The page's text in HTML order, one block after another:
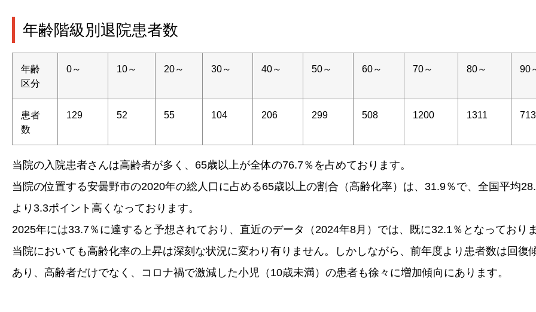
年齢階級別退院患者数
年齢
区分
0～ 10～ 20～ 30～ 40～ 50～ 60～ 70～ 80～ 90
患者
数
129 52 55 104 206 299 508 1200 1311 713
当院の入院患者さんは高齢者が多く、65歳以上が全体の76.7％を占めております。
当院の位置する安曇野市の2020年の総人口に占める65歳以上の割合（高齢化率）は、31.9％で、全国平均
より3.3ポイント高くなっております。
2025年には33.7％に達すると予想されており、直近のデータ（2024年8月）では、既に32.1％となっており
当院においても高齢化率の上昇は深刻な状況に変わり有りません。しかしながら、前年度より患者数は回復
あり、高齢者だけでなく、コロナ禍で激減した小児（10歳未満）の患者も徐々に増加傾向にあります。